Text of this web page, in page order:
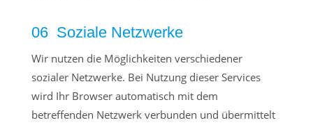
06 Soziale Netzwerke
Wir nutzen die Möglichkeiten verschiedener
sozialer Netzwerke. Bei Nutzung dieser Services
wird Ihr Browser automatisch mit dem
betreffenden Netzwerk verbunden und übermittelt